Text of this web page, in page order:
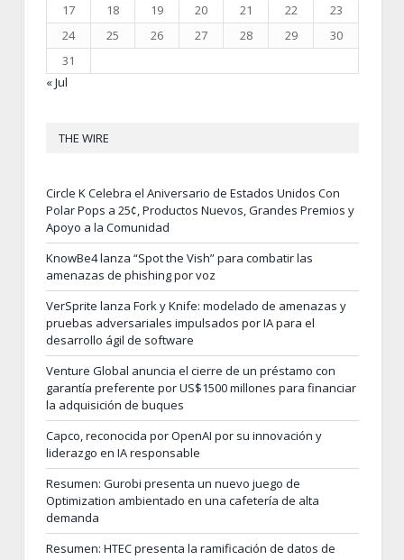
17
18 19 20 21 22
23
24
25 26 27 28 29
30
31
« Jul
THE WIRE
Circle K Celebra el Aniversario de Estados Unidos Con
Polar Pops a 25¢, Productos Nuevos, Grandes Premios y
Apoyo a la Comunidad
KnowBe4 lanza “Spot the Vish” para combatir las
amenazas de phishing por voz
VerSprite lanza Fork y Knife: modelado de amenazas y
pruebas adversariales impulsados por IA para el
desarrollo ágil de software
Venture Global anuncia el cierre de un préstamo con
garantía preferente por US$1500 millones para financiar
la adquisición de buques
Capco, reconocida por OpenAI por su innovación y
liderazgo en IA responsable
Resumen: Gurobi presenta un nuevo juego de
Optimization ambientado en una cafetería de alta
demanda
Resumen: HTEC presenta la ramificación de datos de